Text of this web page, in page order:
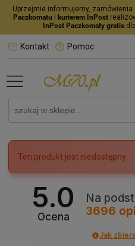
Uprzejmie informujemy, zamówienia
Paczkomatu i kurierem InPost
InPost Paczkomaty gratis
Kontakt Pomoc
Ten produkt jest niedostępny.
5.0
Ocena
Na
3696
Jak